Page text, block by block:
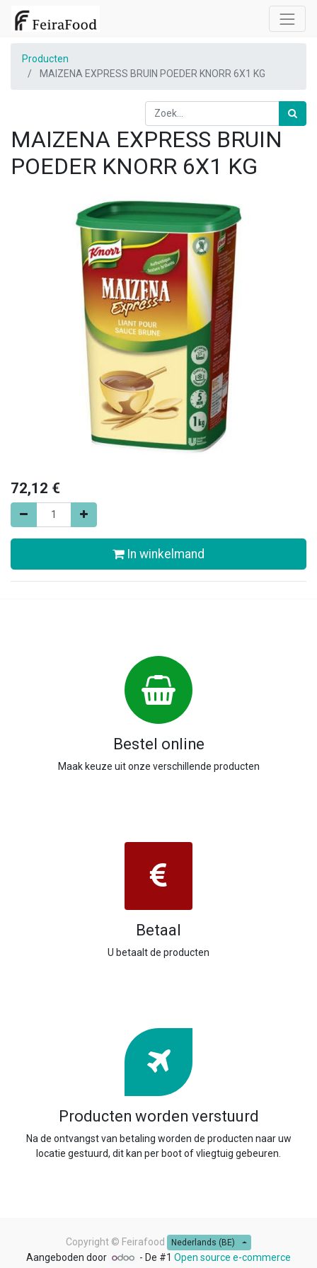
Producten
MAIZENA EXPRESS BRUIN POEDER KNORR 6X1 KG
MAIZENA EXPRESS BRUIN
POEDER KNORR 6X1 KG
72,12 €
In winkelmand
Bestel online
Maak keuze uit onze verschillende producten
Betaal
U betaalt de producten
Producten worden verstuurd
Na de ontvangst van betaling worden de producten naar uw
locatie gestuurd, dit kan per boot of vliegtuig gebeuren.
Copyright © Feirafood Nederlands (BE)
Aangeboden door - De #1Open source e-commerce